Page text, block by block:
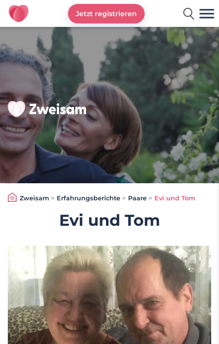
Zweisam
Jetzt registrieren
Zweisam> Erfahrungsberichte > Paare > Evi und Tom
Evi und Tom